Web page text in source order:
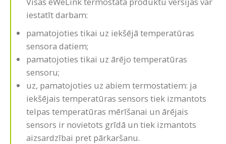
iestatīt darbam:
pamatojoties tikai uz iekšējā temperatūras
sensora datiem;
pamatojoties tikai uz ārējo temperatūras
sensoru;
uz, pamatojoties uz abiem termostatiem: ja
iekšējais temperatūras sensors tiek izmantots
telpas temperatūras mērīšanai un ārējais
sensors ir novietots grīdā un tiek izmantots
aizsardzībai pret pārkaršanu.